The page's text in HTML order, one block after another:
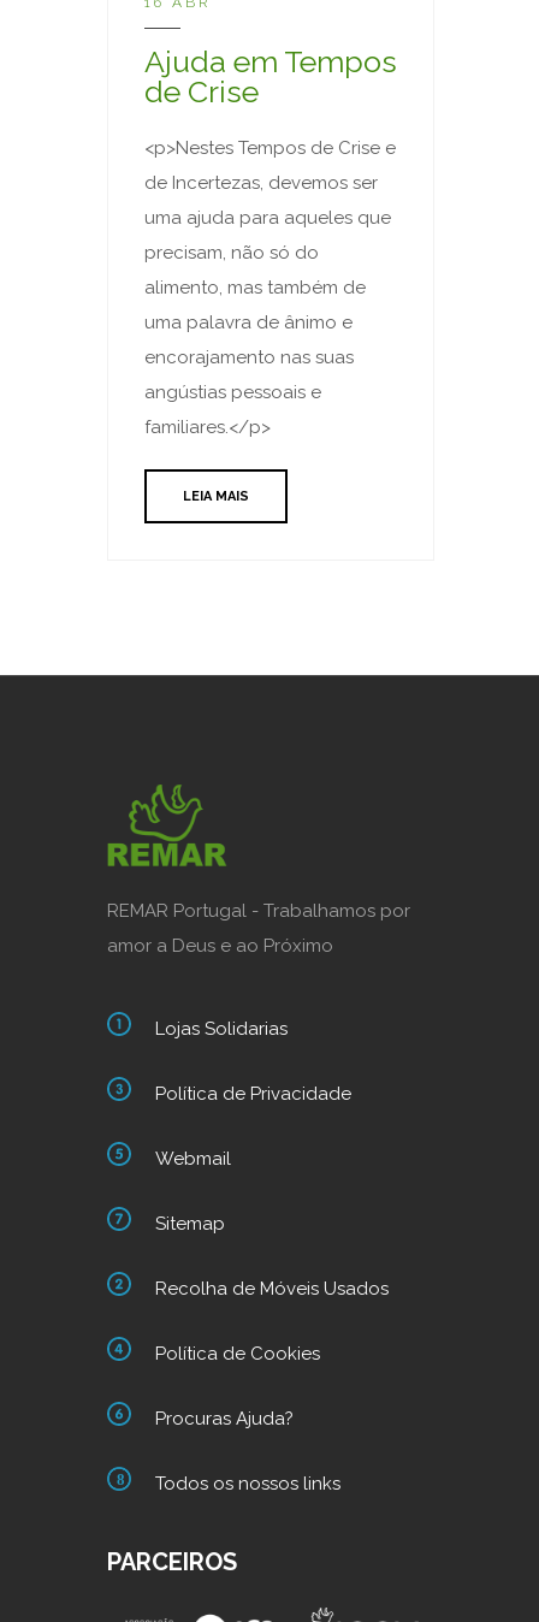
Ajuda em Tempos
de Crise
<p>Nestes Tempos de Crise e
de Incertezas, devemos ser
uma ajuda para aqueles que
precisam, não só do
alimento, mas também de
uma palavra de ânimo e
encorajamento nas suas
angústias pessoais e
familiares.</p>
LEIA MAIS
REMAR Portugal - Trabalhamos por
amor a Deus e ao Próximo
Lojas Solidarias
Política de Privacidade
Webmail
Sitemap
Recolha de Móveis Usados
Política de Cookies
Procuras Ajuda?
Todos os nossos links
PARCEIROS